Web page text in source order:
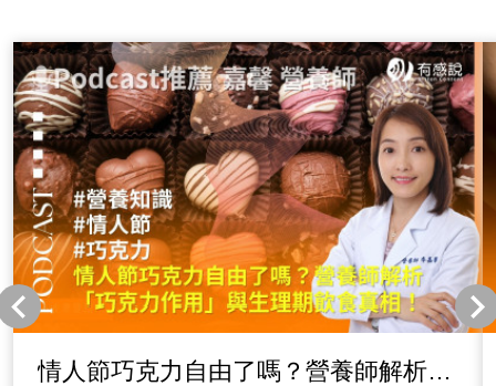
情人節巧克力自由了嗎？營養師解析